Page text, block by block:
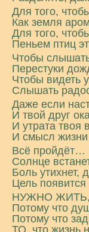
Для того,
Как земля
Для того,
Пеньем птиц
Чтобы
Перестуки
Чтобы видеть
Слышать
Даже если
И твой друг
И утрата твоя
И смысл
Всё пройдёт…
Солнце
Боль утихнет,
Цель появится
НУЖНО ЖИТЬ,
Потому что
Потому что
ТО, что жизнь